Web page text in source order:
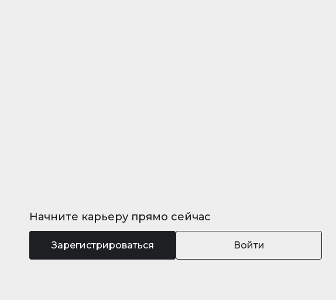
Начните карьеру прямо сейчас
Зарегистрироваться Войти